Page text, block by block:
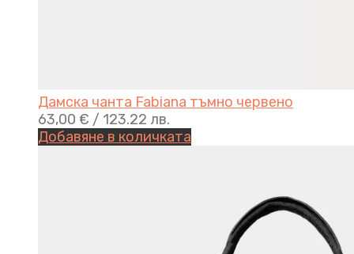
Дамска чанта Fabiana тъмно червено
63,00 € / 123.22 лв.
Добавяне в количката